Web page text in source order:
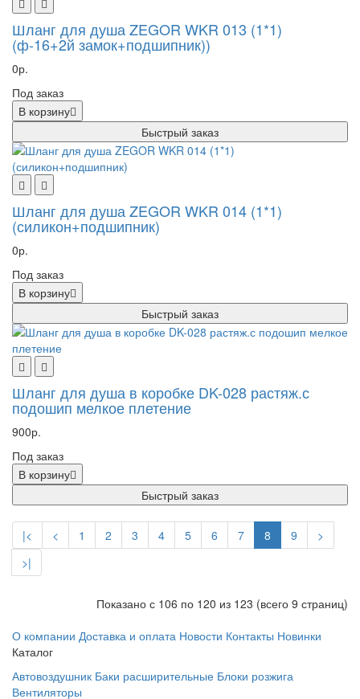
Шланг для душа ZEGOR WKR 013 (1*1)
(ф-16+2й замок+подшипник))
0р.
Под заказ
В корзину
Быстрый заказ
Шланг для душа ZEGOR WKR 014 (1*1)
(силикон+подшипник)
0р.
Под заказ
В корзину
Быстрый заказ
Шланг для душа в коробке DK-028 растяж.с
подошип мелкое плетение
900р.
Под заказ
В корзину
Быстрый заказ
|< < 1 2 3 4 5 6 7 8 9
>
>|
Показано с 106 по 120 из 123 (всего 9 страниц)
О компании Доставка и оплата Новости Контакты Новинки
Каталог
Автовоздушник Баки расширительные Блоки розжига
Вентиляторы